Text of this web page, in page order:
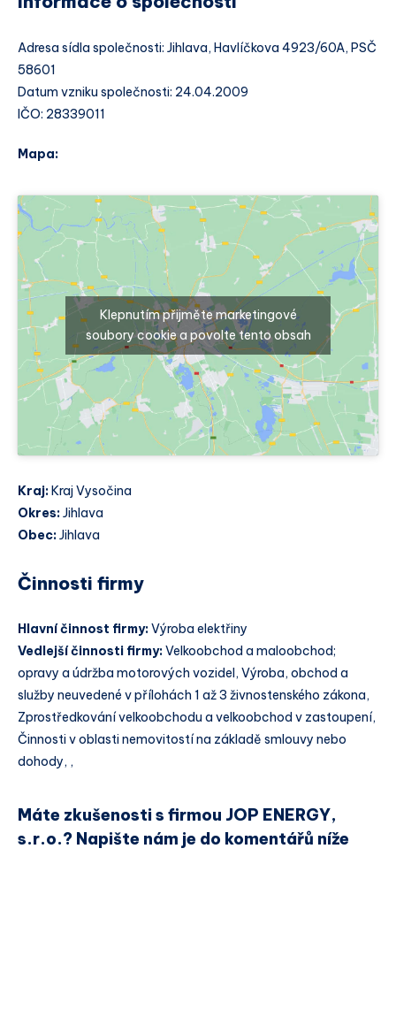
Adresa sídla společnosti: Jihlava, Havlíčkova 4923/60A, PSČ
58601
Datum vzniku společnosti: 24.04.2009
IČO: 28339011
Mapa:
Klepnutím přijměte marketingové
soubory cookie a povolte tento obsah
Kraj: Kraj Vysočina
Okres:Jihlava
Obec:Jihlava
Činnosti firmy
Hlavní činnost firmy:Výroba elektřiny
Vedlejší činnosti firmy:Velkoobchod a maloobchod;
opravy a údržba motorových vozidel, Výroba, obchod a
služby neuvedené v přílohách 1 až 3 živnostenského zákona,
Zprostředkování velkoobchodu a velkoobchod v zastoupení,
Činnosti v oblasti nemovitostí na základě smlouvy nebo
dohody, ,
Máte zkušenosti s firmou JOP ENERGY,
s.r.o.? Napište nám je do komentářů níže